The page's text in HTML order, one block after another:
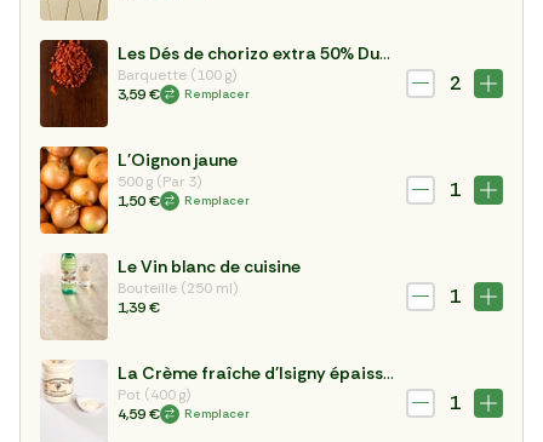
Les Dés de chorizo extra 50% Duroc
Barquette (100 g)
3,59 €
Remplacer 2
L'Oignon jaune
500 g (Par 3)
1,50 €
Remplacer 1
Le Vin blanc de cuisine
Bouteille (250 ml)
1,39 €
1
La Crème fraîche d'Isigny épaisse AOP 400g
Pot (400 g)
4,59 €
Remplacer 1